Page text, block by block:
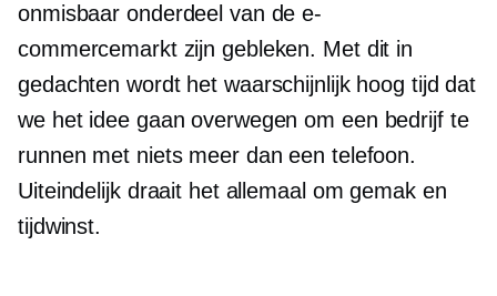
onmisbaar onderdeel van de e-
commercemarkt zijn gebleken. Met dit in
gedachten wordt het waarschijnlijk hoog tijd dat
we het idee gaan overwegen om een ​​bedrijf te
runnen met niets meer dan een telefoon.
Uiteindelijk draait het allemaal om gemak en
tijdwinst.